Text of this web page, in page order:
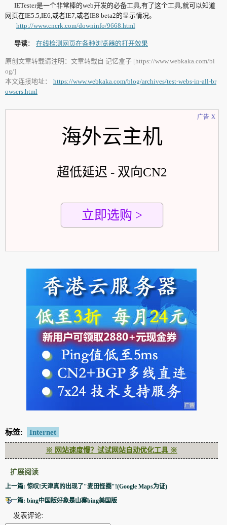
IETester是一个非常棒的web开发的必备工具,有了这个工具,就可以知道
网页在IE5.5,IE6,或者IE7,或者IE8 beta2的显示情况。
http://www.cncrk.com/downinfo/9668.html
导读： 在线检测网页在各种浏览器的打开效果
原创文章转载请注明：文章转载自 记忆盒子 [https://www.webkaka.com/bl
og/]
本文连接地址：
https://www.webkaka.com/blog/archives/test-webs-in-all-br
owsers.html
广告
海外云主机
超低延迟 - 双向CN2
立即选购 >
x
标签: Internet
※ 网站速度慢？试试网站自动优化工具 ※
扩展阅读
上一篇: 惊叹!天津真的出现了"麦田怪圈"!(Google Maps为证)
下一篇: bing中国版好象是山寨bing美国版
发表评论: